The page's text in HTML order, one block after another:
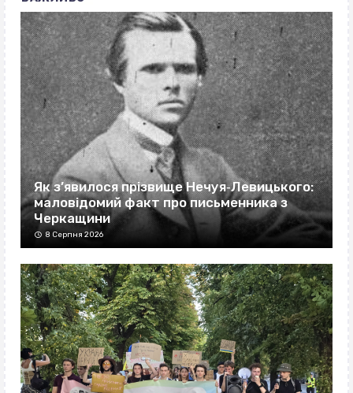
Як з’явилося прізвище Нечуя‐Левицького:
маловідомий факт про письменника з
Черкащини
8 Серпня 2026